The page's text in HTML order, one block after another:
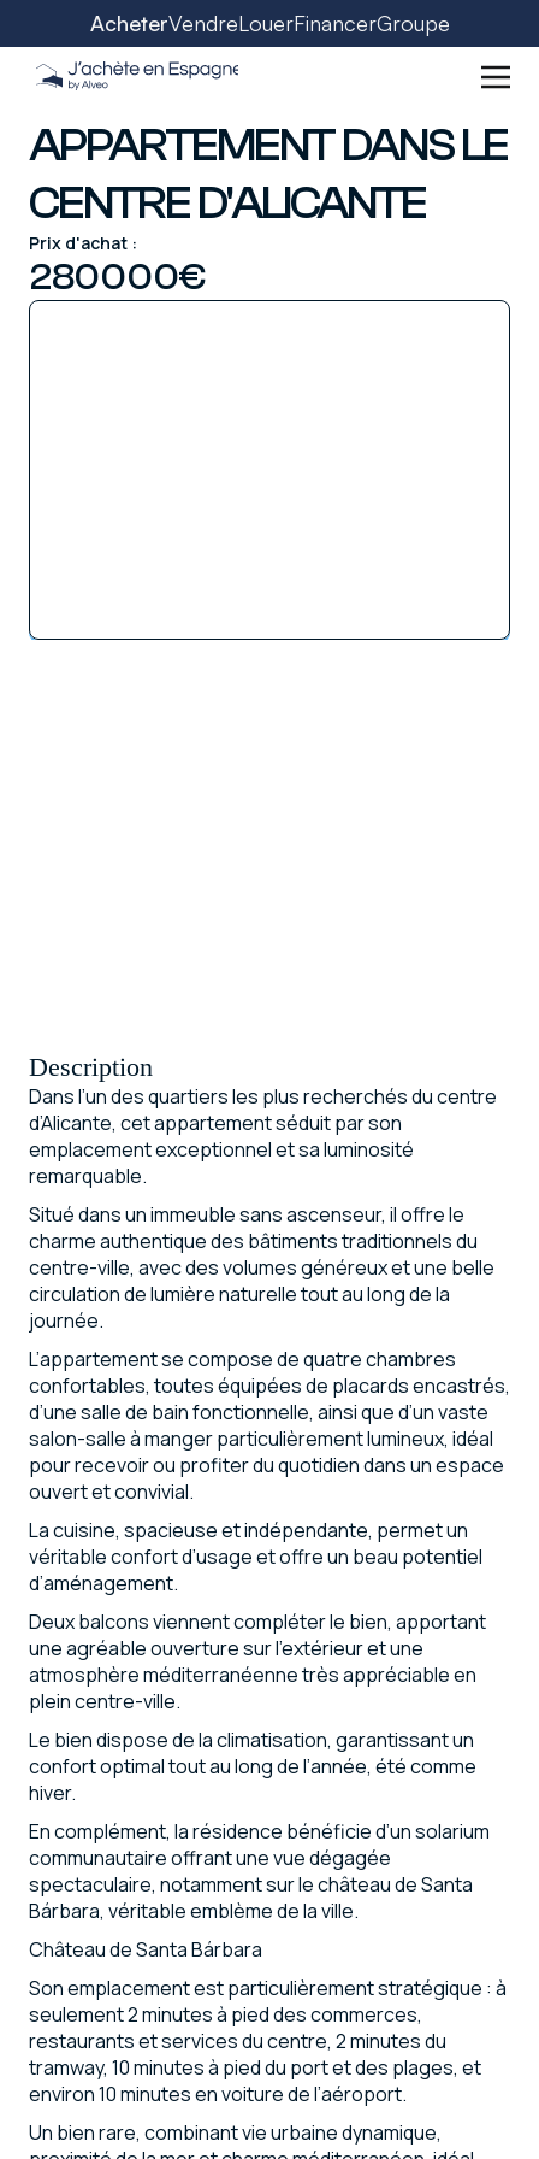
AcheterVendreLouerFinancerGroupe
APPARTEMENT DANS LE
CENTRE D'ALICANTE
Prix d'achat :
280000€
Description
Dans l’un des quartiers les plus recherchés du centre
d’Alicante, cet appartement séduit par son
emplacement exceptionnel et sa luminosité
remarquable.
Situé dans un immeuble sans ascenseur, il offre le
charme authentique des bâtiments traditionnels du
centre-ville, avec des volumes généreux et une belle
circulation de lumière naturelle tout au long de la
journée.
L’appartement se compose de quatre chambres
confortables, toutes équipées de placards encastrés,
d’une salle de bain fonctionnelle, ainsi que d’un vaste
salon-salle à manger particulièrement lumineux, idéal
pour recevoir ou profiter du quotidien dans un espace
ouvert et convivial.
La cuisine, spacieuse et indépendante, permet un
véritable confort d’usage et offre un beau potentiel
d’aménagement.
Deux balcons viennent compléter le bien, apportant
une agréable ouverture sur l’extérieur et une
atmosphère méditerranéenne très appréciable en
plein centre-ville.
Le bien dispose de la climatisation, garantissant un
confort optimal tout au long de l’année, été comme
hiver.
En complément, la résidence bénéficie d’un solarium
communautaire offrant une vue dégagée
spectaculaire, notamment sur le château de Santa
Bárbara, véritable emblème de la ville.
Château de Santa Bárbara
Son emplacement est particulièrement stratégique : à
seulement 2 minutes à pied des commerces,
restaurants et services du centre, 2 minutes du
tramway, 10 minutes à pied du port et des plages, et
environ 10 minutes en voiture de l’aéroport.
Un bien rare, combinant vie urbaine dynamique,